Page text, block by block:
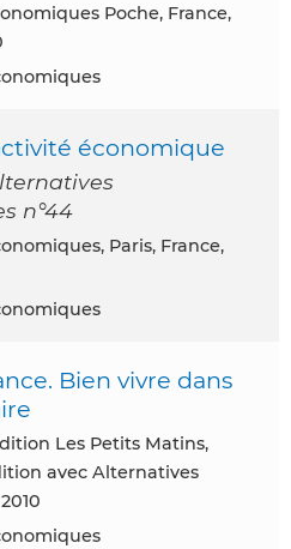
économique
n°44
Bien vivre dans
Les Petits Matins,
avec Alternatives